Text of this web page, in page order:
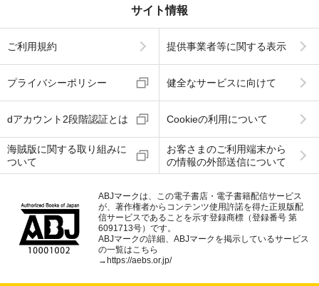
サイト情報
ご利用規約 提供事業者等に関する表示
プライバシーポリシー 健全なサービスに向けて
dアカウント2段階認証とは Cookieの利用について
海賊版に関する取り組みに
ついて
お客さまのご利用端末から
の情報の外部送信について
ABJマークは、この電子書店・電子書籍配信サービス
が、著作権者からコンテンツ使用許諾を得た正規版配
信サービスであることを示す登録商標（登録番号 第
6091713号）です。
ABJマークの詳細、ABJマークを掲示しているサービス
の一覧はこちら
→ https://aebs.or.jp/